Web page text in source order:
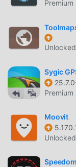
solo clic, y luego
DESCARGAR
la APLICACIÓN
la versión mod
de instalación de
jugar, que
Unlocked
Sygic
Moovit
Unlocked